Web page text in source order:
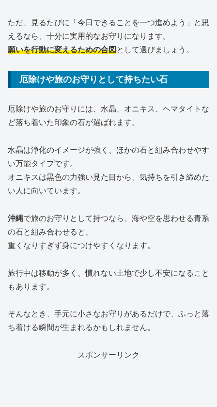
ただ、見るたびに「今日できることを一つ進めよう」と思
えるなら、十分に実用的なお守りになります。
願いを行動に変えるための合図として選びましょう。
厄除けや旅のお守りとして持ちたい石
厄除けや旅のお守りには、水晶、オニキス、ヘマタイトな
ど落ち着いた印象の石が選ばれます。
水晶は浄化のイメージが強く、ほかの石と組み合わせやす
い万能タイプです。
オニキスは黒色の力強い見た目から、気持ちを引き締めた
い人に向いています。
沖縄で旅のお守りとして持つなら、海や空を思わせる青系
の石と組み合わせると、
重くなりすぎず身につけやすくなります。
旅行中は移動が多く、慣れない土地で少し不安になること
もあります。
そんなとき、手元に小さなお守りがあるだけで、ふっと落
ち着ける瞬間が生まれるかもしれません。
スポンサーリンク